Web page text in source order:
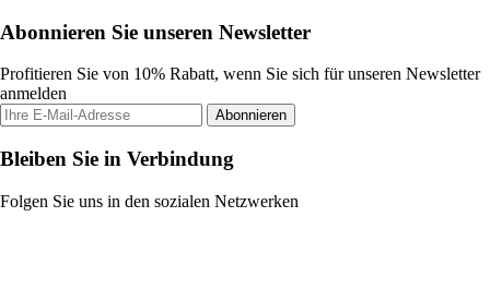
Abonnieren Sie unseren Newsletter
Profitieren Sie von 10% Rabatt, wenn Sie sich für unseren Newsletter
anmelden
Abonnieren
Bleiben Sie in Verbindung
Folgen Sie uns in den sozialen Netzwerken